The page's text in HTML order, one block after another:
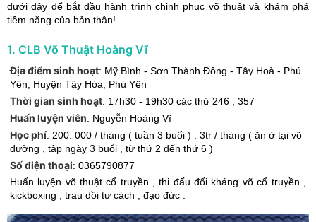
dưới đây để bắt đầu hành trình chinh phục võ thuật và khám phá
tiềm năng của bản thân!
1. CLB Võ Thuật Hoàng Vĩ
Địa điểm sinh hoạt: Mỹ Bình - Sơn Thành Đông - Tây Hoà - Phú
Yên
Huyện Tây Hòa Phú Yên
Thời gian sinh hoạt: 17h30 - 19h30 các thứ 246 , 357
Huấn luyện viên: Nguyễn Hoàng Vĩ
Học phí: 200. 000 / tháng ( tuần 3 buổi ) . 3tr / tháng ( ăn ở tại võ
đường , tập ngày 3 buổi , từ thứ 2 đến thứ 6 )
Số điện thoại: 0365790877
Huấn luyện võ thuật cổ truyền , thi đấu đối kháng võ cổ truyền ,
kickboxing , trau dồi tư cách , đạo đức .